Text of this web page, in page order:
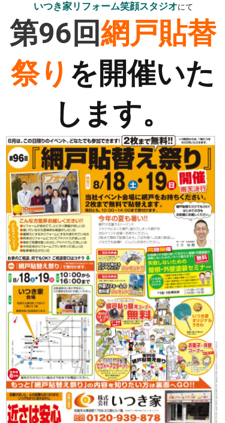
いつき家リフォーム笑顔スタジオにて
第96回網戸貼替
祭り を開催いた
します。